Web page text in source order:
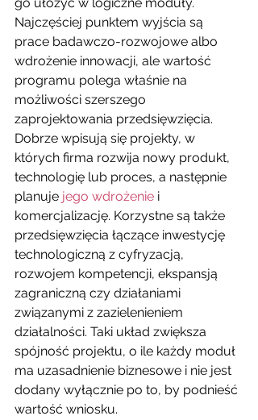
Najczęściej punktem wyjścia są
prace badawczo-rozwojowe albo
wdrożenie innowacji, ale wartość
programu polega właśnie na
możliwości szerszego
zaprojektowania przedsięwzięcia.
Dobrze wpisują się projekty, w
których firma rozwija nowy produkt,
technologię lub proces, a następnie
planuje jego wdrożenie i
komercjalizację. Korzystne są także
przedsięwzięcia łączące inwestycję
technologiczną z cyfryzacją,
rozwojem kompetencji, ekspansją
zagraniczną czy działaniami
związanymi z zazielenieniem
działalności. Taki układ zwiększa
spójność projektu, o ile każdy moduł
ma uzasadnienie biznesowe i nie jest
dodany wyłącznie po to, by podnieść
wartość wniosku.